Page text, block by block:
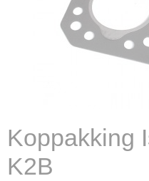
Koppakking
K2B